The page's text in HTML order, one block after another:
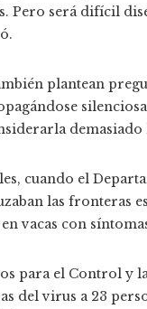
Pero será difícil
plantean
cuando el
las fronteras
vacas con
para el Control y
del virus a 23